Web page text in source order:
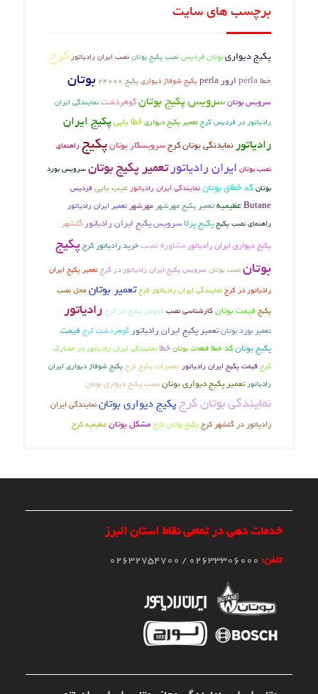
برچسب های سایت
پکیج دیواریبوتان فردیسنصب پکیج بوتان نصب ایران رادیاتور کرج
خطا perla ارور perla پکیج شوفاژ دیواری پکیج 24000 بوتان
سرویس بوتانسرویس پکیج بوتانگوهردشتنمایندگی ایران
رادیاتور در فردیس کرجتعمیر پکیج دیواریخطا یابیپکیج ایران
رادیاتورنمایدنگی بوتان کرجسرویسکار بوتانپکیجراهنمای
نصب بوتان ایران رادیاتورتعمیر پکیج بوتان سرویس بورد
بوتان کد خطای بوتاننمایندگی ایران رادیاتورعیب یابیفردیس
Butaneعظیمیهتعمیر پکیج مهرشهر مهرشهر تعمیر ایران رادیاتور
راهنمای نصب پکیجپکیج پرلاسرویس پکیج ایران رادیاتورگلشهر
پکیج دیواری ایران رادیاتور مشاوره نصبخرید رادیاتور کرج پکیج
بوتاننصب بوتانسرویس پکیج ایران رادیاتور در کرجتعمیر پکیج ایران
رادیاتور در کرجنمایندگی ایران رادیاتور کرجتعمیر بوتانمحل نصب
پکیج قیمت بوتانکارشناسی نصبفروش پکیج در کرجرادیاتور
تعمیر بورد بوتانتعمیر پکیج ایران رادیاتورگوهردشت کرج قیمت
پکیج بوتانکد خطا قطعات بوتان خطا نمایندگی ایران رادیاتور در حصارک
کرج قیمت پکیج ایران رادیاتورتعمیرات پکیج کرجپکیج شوفاژ دیواری ایران
رادیاتورتعمیر پکیج دیواری بوتاننصب پکیج دیواری بوتان
نمایندگی بوتان کرجپکیج دیواری بوتاننمایندگی ایران
رادیاتور در گلشهر کرجپکیج بوتان کرجمشکل بوتانعظیمیه کرج
خدمات دهی در تمامی نقاط استان البرز
تلفن: